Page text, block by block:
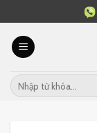
to
content